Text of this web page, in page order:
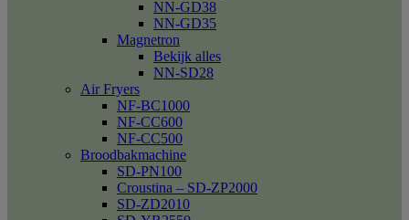
NN-GD38
NN-GD35
Magnetron
Bekijk alles
NN-SD28
Air Fryers
NF-BC1000
NF-CC600
NF-CC500
Broodbakmachine
SD-PN100
Croustina – SD-ZP2000
SD-ZD2010